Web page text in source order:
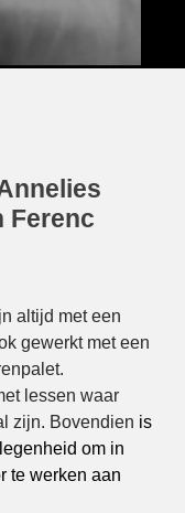
Ferenc
altijd met een
gewerkt met een
lessen waar
zijn. Bovendien is
om in
te werken aan